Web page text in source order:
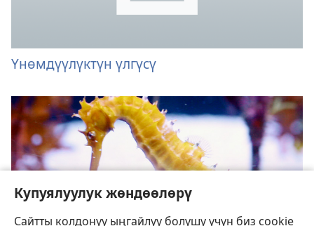
Купуялуулук жөндөөлөрү
Сайтты колдонуу ыңгайлуу болушу үчүн биз cookie
Үнөмдүүлүктүн үлгүсү